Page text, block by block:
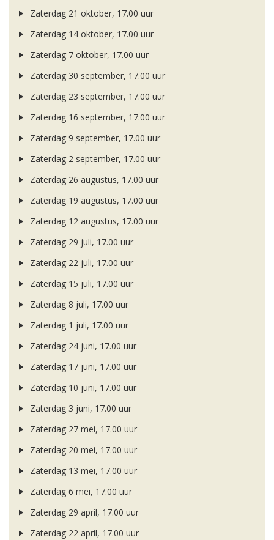
Zaterdag 21 oktober, 17.00 uur
Zaterdag 14 oktober, 17.00 uur
Zaterdag 7 oktober, 17.00 uur
Zaterdag 30 september, 17.00 uur
Zaterdag 23 september, 17.00 uur
Zaterdag 16 september, 17.00 uur
Zaterdag 9 september, 17.00 uur
Zaterdag 2 september, 17.00 uur
Zaterdag 26 augustus, 17.00 uur
Zaterdag 19 augustus, 17.00 uur
Zaterdag 12 augustus, 17.00 uur
Zaterdag 29 juli, 17.00 uur
Zaterdag 22 juli, 17.00 uur
Zaterdag 15 juli, 17.00 uur
Zaterdag 8 juli, 17.00 uur
Zaterdag 1 juli, 17.00 uur
Zaterdag 24 juni, 17.00 uur
Zaterdag 17 juni, 17.00 uur
Zaterdag 10 juni, 17.00 uur
Zaterdag 3 juni, 17.00 uur
Zaterdag 27 mei, 17.00 uur
Zaterdag 20 mei, 17.00 uur
Zaterdag 13 mei, 17.00 uur
Zaterdag 6 mei, 17.00 uur
Zaterdag 29 april, 17.00 uur
Zaterdag 22 april, 17.00 uur